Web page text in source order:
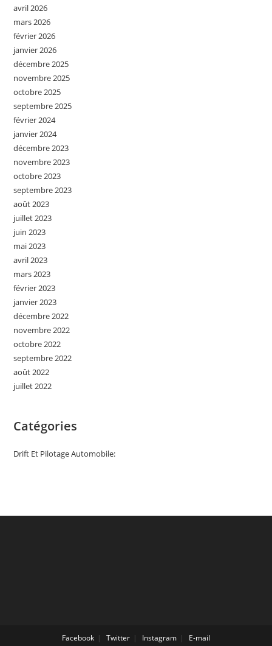
avril 2026
mars 2026
février 2026
janvier 2026
décembre 2025
novembre 2025
octobre 2025
septembre 2025
février 2024
janvier 2024
décembre 2023
novembre 2023
octobre 2023
septembre 2023
août 2023
juillet 2023
juin 2023
mai 2023
avril 2023
mars 2023
février 2023
janvier 2023
décembre 2022
novembre 2022
octobre 2022
septembre 2022
août 2022
juillet 2022
Catégories
Drift Et Pilotage Automobile:
Facebook Twitter Instagram E-mail